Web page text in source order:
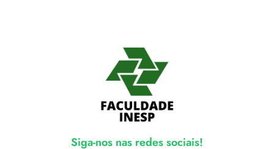
Siga-nos nas redes sociais!